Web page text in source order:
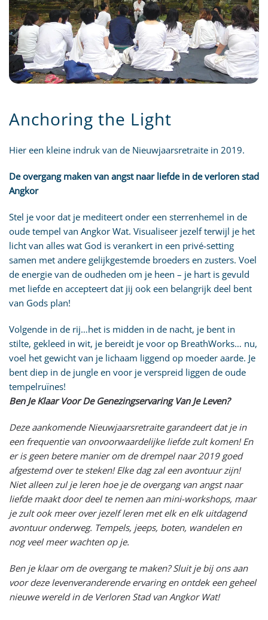
Anchoring the Light
Hier een kleine indruk van de Nieuwjaarsretraite in 2019.
De overgang maken van angst naar liefde in de verloren stad
Angkor
Stel je voor dat je mediteert onder een sterrenhemel in de
oude tempel van Angkor Wat. Visualiseer jezelf terwijl je het
licht van alles wat God is verankert in een privé-setting
samen met andere gelijkgestemde broeders en zusters. Voel
de energie van de oudheden om je heen – je hart is gevuld
met liefde en accepteert dat jij ook een belangrijk deel bent
van Gods plan!
Volgende in de rij…het is midden in de nacht, je bent in
stilte, gekleed in wit, je bereidt je voor op BreathWorks… nu,
voel het gewicht van je lichaam liggend op moeder aarde. Je
bent diep in de jungle en voor je verspreid liggen de oude
tempelruïnes!
Ben Je Klaar Voor De Genezingservaring Van Je Leven?
Deze aankomende Nieuwjaarsretraite garandeert dat je in
een frequentie van onvoorwaardelijke liefde zult komen! En
er is geen betere manier om de drempel naar 2019 goed
afgestemd over te steken! Elke dag zal een avontuur zijn!
Niet alleen zul je leren hoe je de overgang van angst naar
liefde maakt door deel te nemen aan mini-workshops, maar
je zult ook meer over jezelf leren met elk en elk uitdagend
avontuur onderweg. Tempels, jeeps, boten, wandelen en
nog veel meer wachten op je.
Ben je klaar om de overgang te maken? Sluit je bij ons aan
voor deze levenveranderende ervaring en ontdek een geheel
nieuwe wereld in de Verloren Stad van Angkor Wat!